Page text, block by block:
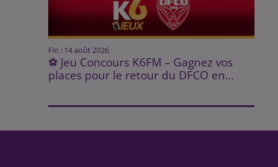
Fin : 14 août 2026
⚽ Jeu Concours K6FM – Gagnez vos
places pour le retour du DFCO en...